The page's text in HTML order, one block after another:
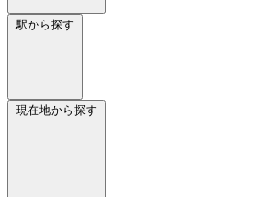
駅から探す
現在地から探す